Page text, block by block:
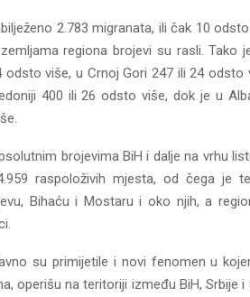
2.783 migranata, ili čak 10
regiona brojevi su rasli. Tako
više, u Crnoj Gori 247 ili 24 odsto
400 ili 26 odsto više, dok je u
brojevima BiH i dalje na vrhu
raspoloživih mjesta, od čega je
Bihaću i Mostaru i oko njih, a
su primijetile i novi fenomen u
operišu na teritoriji između BiH, Srbije i